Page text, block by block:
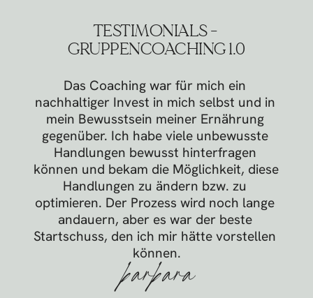
TESTIMONIALS -
GRUPPENCOACHING 1.0
Das Coaching war für mich ein
nachhaltiger Invest in mich selbst und in
mein Bewusstsein meiner Ernährung
gegenüber. Ich habe viele unbewusste
Handlungen bewusst hinterfragen
können und bekam die Möglichkeit, diese
Handlungen zu ändern bzw. zu
optimieren. Der Prozess wird noch lange
andauern, aber es war der beste
Startschuss, den ich mir hätte vorstellen
können.
barbara